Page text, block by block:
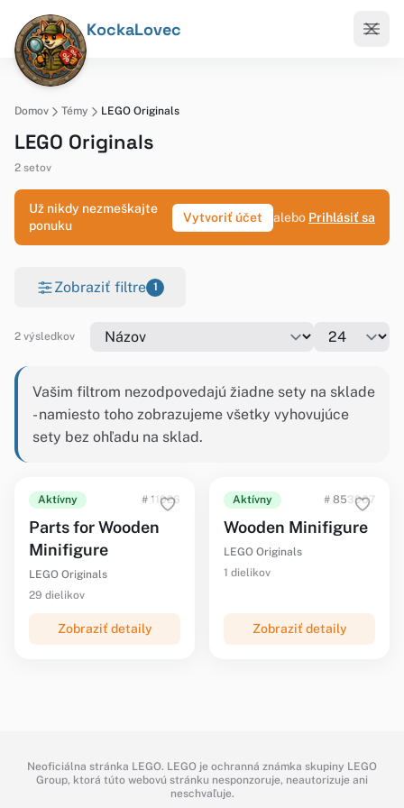
KockaLovec
Domov Témy LEGO Originals
LEGO Originals
2 setov
Už nikdy nezmeškajte
ponuku
Vytvoriť účet alebo Prihlásiť sa
Zobraziť filtre 1
2 výsledkov
Vašim filtrom nezodpovedajú žiadne sety na sklade
- namiesto toho zobrazujeme všetky vyhovujúce
sety bez ohľadu na sklad.
Aktívny # 11926
Parts for Wooden
Minifigure
LEGO Originals
29 dielikov
Zobraziť detaily
Aktívny # 853967
Wooden Minifigure
LEGO Originals
1 dielikov
Zobraziť detaily
Neoficiálna stránka LEGO. LEGO je ochranná známka skupiny LEGO
Group, ktorá túto webovú stránku nesponzoruje, neautorizuje ani
neschvaľuje.